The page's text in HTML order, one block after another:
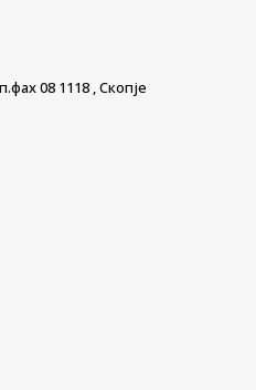
08 1118 , Скопје